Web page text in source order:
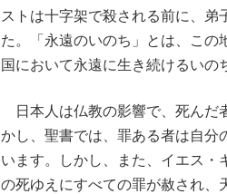
ストは十字架で殺される前に、弟
た。「永遠のいのち」とは、この
国において永遠に生き続けるいの
日本人は仏教の影響で、死んだ
かし、聖書では、罪ある者は自分
います。しかし、また、イエス・
の死ゆえにすべての罪が赦され、